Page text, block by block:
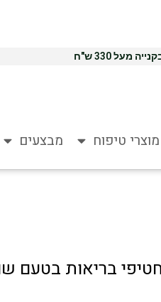
מעל 330 ש"ח
מוצרי טיפוח מבצעים
בריאות בטעם